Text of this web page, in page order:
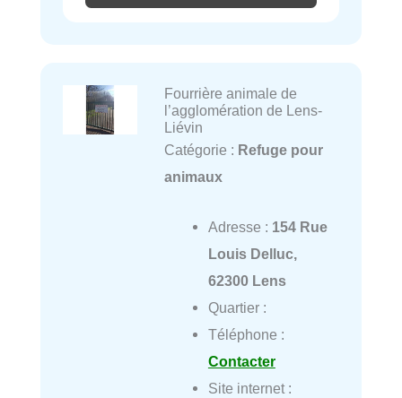
Fourrière animale de
l’agglomération de Lens-
Liévin
Catégorie : Refuge pour
animaux
Adresse : 154 Rue
Louis Delluc,
62300 Lens
Quartier :
Téléphone :
Contacter
Site internet :